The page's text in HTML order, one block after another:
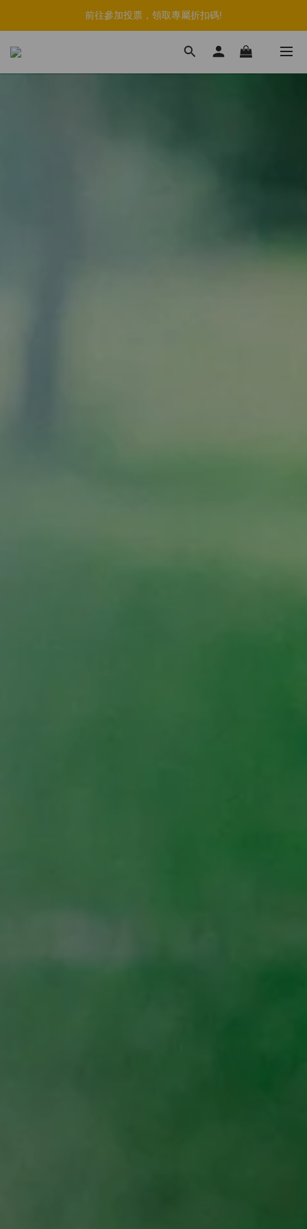
註冊會員+綁定官方LINE帳號，最高享$150購物金
註冊會員+綁定官方LINE帳號，最高享$150購物金